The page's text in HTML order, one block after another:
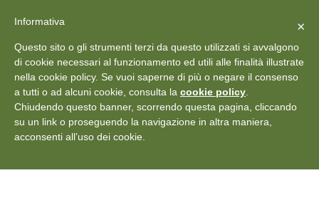
+39 011 18867102 info@aceper.it Statuto
Aceper
Vedi: Protezione dei dati personali ×
Informativa
Questo sito o gli strumenti terzi da questo utilizzati si avvalgono
di cookie necessari al funzionamento ed utili alle finalità illustrate
nella cookie policy. Se vuoi saperne di più o negare il consenso
a tutti o ad alcuni cookie, consulta la cookie policy
Chiudendo questo banner, scorrendo questa pagina, cliccando
su un link o proseguendo la navigazione in altra maniera,
acconsenti all’uso dei cookie.